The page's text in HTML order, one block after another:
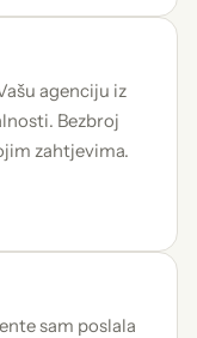
agenciju iz
Bezbroj
zahtjevima.
sam poslala